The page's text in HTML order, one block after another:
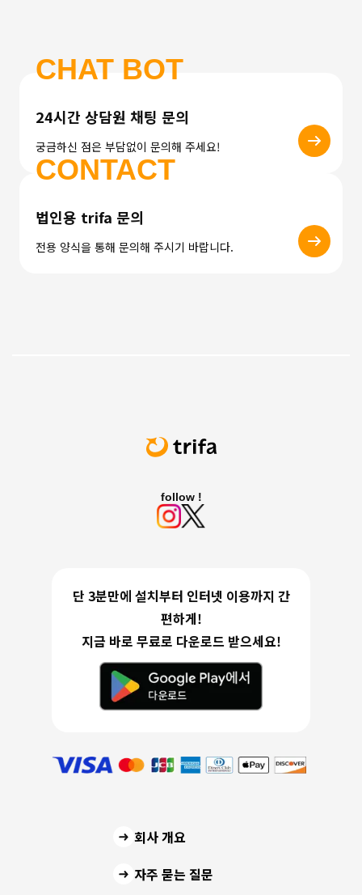
CHAT BOT
24시간 상담원 채팅 문의
궁금하신 점은 부담없이 문의해 주세요!
CONTACT
법인용 trifa 문의
전용 양식을 통해 문의해 주시기 바랍니다.
follow !
단 3분만에 설치부터 인터넷 이용까지 간
편하게!
지금 바로 무료로 다운로드 받으세요!
회사 개요
자주 묻는 질문